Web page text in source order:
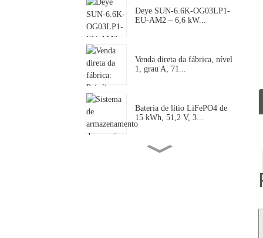
Deye SUN-6.6K-OG03LP1-
EU-AM2 – 6,6 kW...
Venda direta da fábrica, nível
1, grau A, 71...
Bateria de lítio LiFePO4 de
15 kWh, 51,2 V, 3...